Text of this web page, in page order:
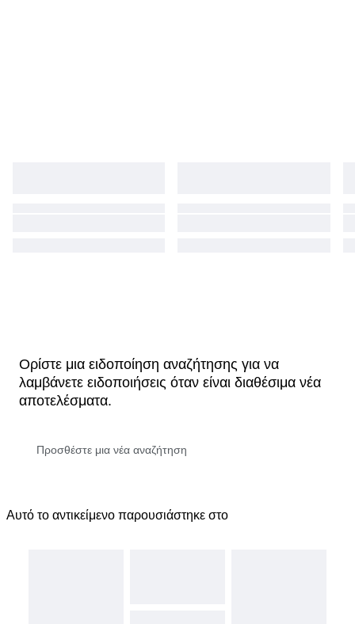
Ορίστε μια ειδοποίηση αναζήτησης για να
λαμβάνετε ειδοποιήσεις όταν είναι διαθέσιμα νέα
αποτελέσματα.
Αυτό το αντικείμενο παρουσιάστηκε στο